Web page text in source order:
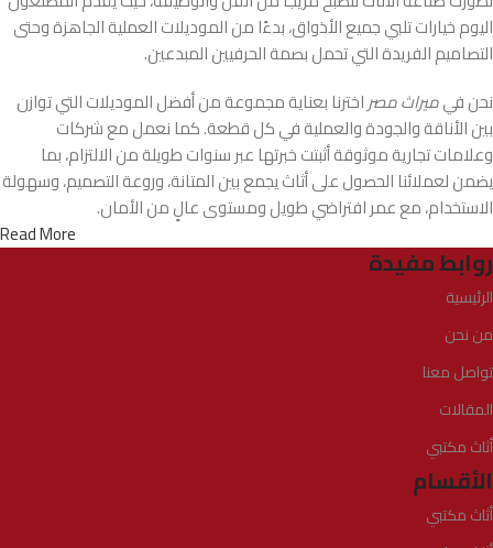
اليوم خيارات تلبي جميع الأذواق، بدءًا من الموديلات العملية الجاهزة وحتى
التصاميم الفريدة التي تحمل بصمة الحرفيين المبدعين.
نحن فيميراث مصراخترنا بعناية مجموعة من أفضل الموديلات التي توازن
بين الأناقة والجودة والعملية في كل قطعة. كما نعمل مع شركات
وعلامات تجارية موثوقة أثبتت خبرتها عبر سنوات طويلة من الالتزام، بما
يضمن لعملائنا الحصول على أثاث يجمع بين المتانة، وروعة التصميم، وسهولة
الاستخدام، مع عمر افتراضي طويل ومستوى عالٍ من الأمان.
Read More
روابط مفيدة
الرئيسية
من نحن
تواصل معنا
المقالات
أثاث مكتبي
الأقسام
أثاث مكتبي